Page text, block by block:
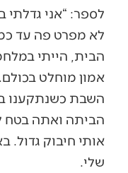
לספר: “אני גדלתי
הבית, הייתי
אמון מוחלט
השבת כשנתקענו
הביתה ואתה בטח
אותי חיבוק גדול.
שלי.